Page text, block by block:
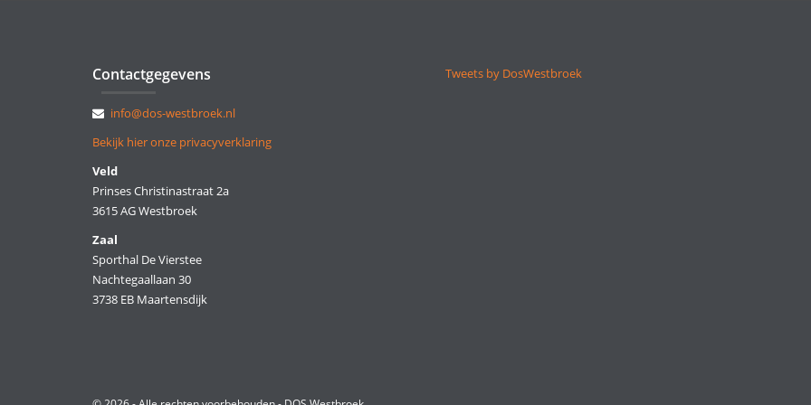
Contactgegevens
info@dos-westbroek.nl
Bekijk hier onze privacyverklaring
Veld
Prinses Christinastraat 2a
3615 AG Westbroek
Zaal
Sporthal De Vierstee
Nachtegaallaan 30
3738 EB Maartensdijk
Tweets by DosWestbroek